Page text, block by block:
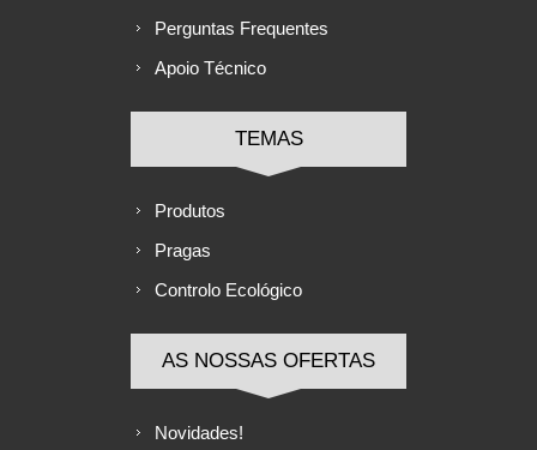
Perguntas Frequentes
Apoio Técnico
TEMAS
Produtos
Pragas
Controlo Ecológico
AS NOSSAS OFERTAS
Novidades!